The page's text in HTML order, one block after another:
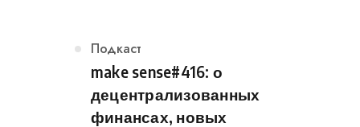
Категория
Подкаст
make sense#416: о
децентрализованных
финансах, новых